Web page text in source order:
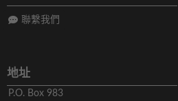
聯繫我們
地址
P.O. Box 983